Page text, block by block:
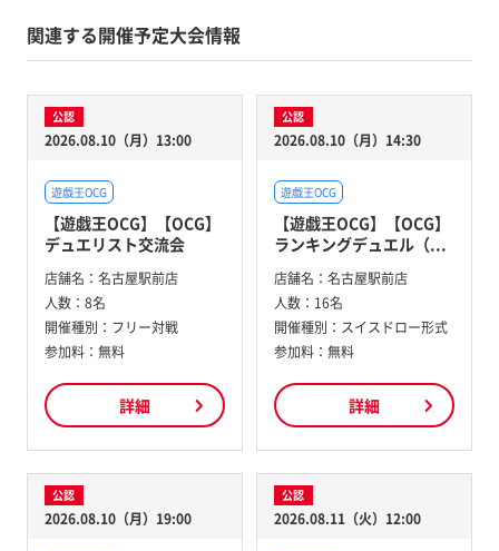
関連する開催予定大会情報
公認
2026.08.10（月）13:00
遊戯王OCG
【遊戯王OCG】【OCG】
デュエリスト交流会
店舗名： 名古屋駅前店
人数： 8名
開催種別： フリー対戦
参加料： 無料
詳細
公認
2026.08.10（月）14:30
遊戯王OCG
【遊戯王OCG】【OCG】
ランキングデュエル（...
店舗名： 名古屋駅前店
人数： 16名
開催種別： スイスドロー形式
参加料： 無料
詳細
公認
2026.08.10（月）19:00
公認
2026.08.11（火）12:00